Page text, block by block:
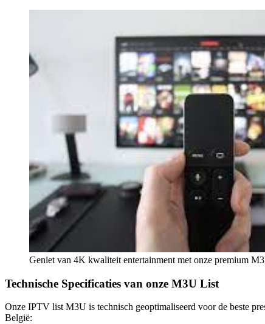
Geniet van 4K kwaliteit entertainment met onze premium
Technische Specificaties van onze M3U List
Onze IPTV list M3U is technisch geoptimaliseerd voor de beste
België: